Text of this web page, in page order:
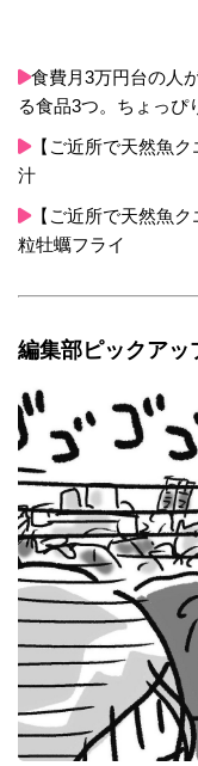
食費月3万円台の人
る食品3つ。ちょっぴ
【ご近所で天然魚
汁
【ご近所で天然魚
粒牡蠣フライ
編集部ピックアッ